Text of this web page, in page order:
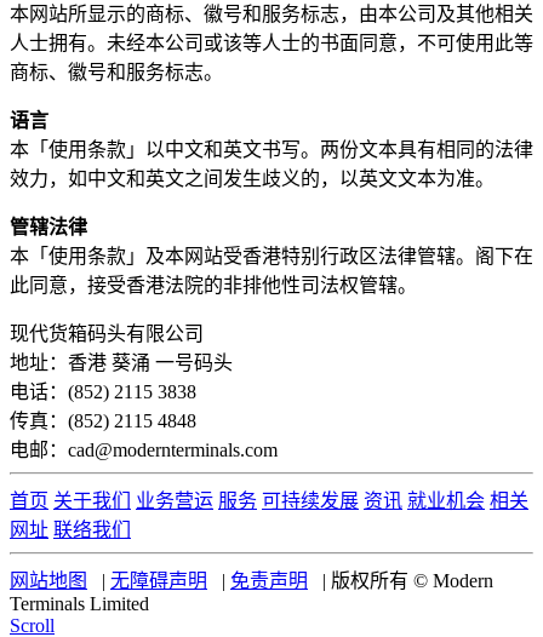
本网站所显示的商标、徽号和服务标志，由本公司及其他相关
人士拥有。未经本公司或该等人士的书面同意，不可使用此等
商标、徽号和服务标志。
语言
本「使用条款」以中文和英文书写。两份文本具有相同的法律
效力，如中文和英文之间发生歧义的，以英文文本为准。
管辖法律
本「使用条款」及本网站受香港特别行政区法律管辖。阁下在
此同意，接受香港法院的非排他性司法权管辖。
现代货箱码头有限公司
地址：香港 葵涌 一号码头
电话：(852) 2115 3838
传真：(852) 2115 4848
电邮：cad@modernterminals.com
首页 关于我们 业务营运 服务 可持续发展 资讯 就业机会 相关
网址 联络我们
网站地图 | 无障碍声明 | 免责声明 | 版权所有 © Modern
Terminals Limited
Scroll